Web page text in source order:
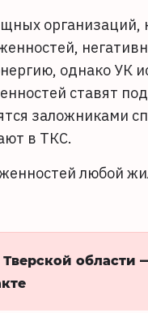
однако УК
ставят
заложниками
в ТКС.
любой
области